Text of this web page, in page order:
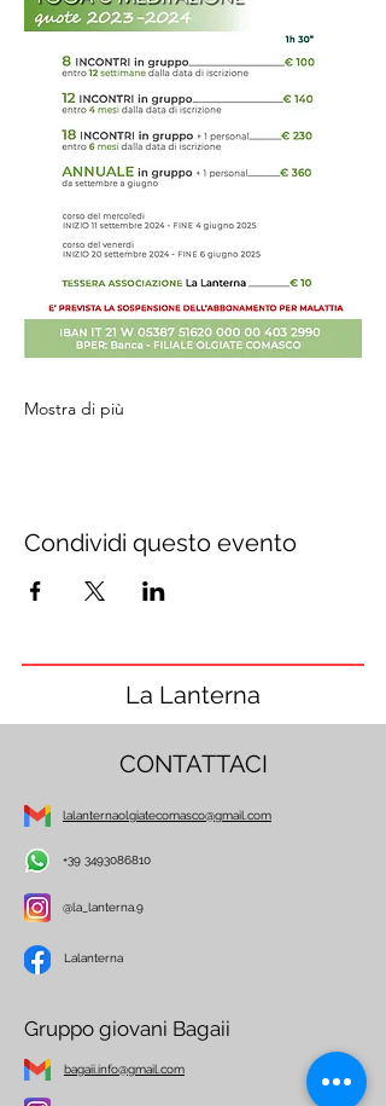
Mostra di più
Condividi questo evento
La Lanterna
CONTATTACI
lalanternaolgiatecomasco@gmail.com
+39 3493086810
@la_lanterna.9
Lalanterna
Gruppo giovani Bagaii
bagaii.info@gmail.com